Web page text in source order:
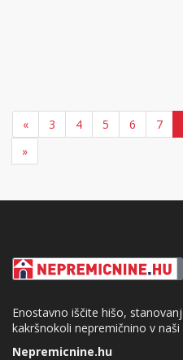
« 3 4 5 6 7
»
Enostavno iščite hišo,
kakršnokoli nepremičnino v
Nepremicnine.hu